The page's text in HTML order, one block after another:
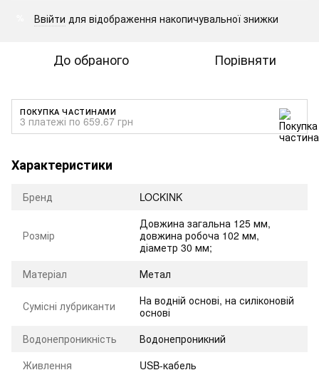
Ввійти для відображення накопичувальної знижки
До обраного Порівняти
ПОКУПКА ЧАСТИНАМИ
3 платежі по 659.67 грн
Характеристики
Бренд LOCKINK
Розмір
Довжина загальна 125 мм,
довжина робоча 102 мм,
діаметр 30 мм;
Матеріал
Метал
Сумісні лубриканти
На водній основі, на силіконовій
основі
Водонепроникність
Водонепроникний
Живлення
USB-кабель